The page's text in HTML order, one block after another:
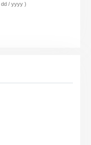
dd / yyyy )